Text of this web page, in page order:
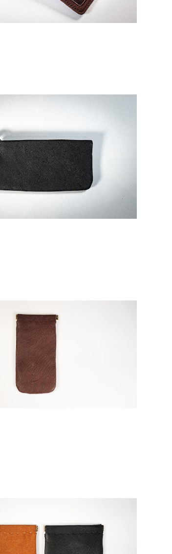
猪革フラットポーチ M
¥10,450
猪革バネ口金 M 縦
¥6,600
SOLD OUT
猪革バネ口金 L